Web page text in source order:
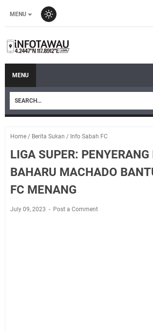
MENU
MENU
Home / Berita Sukan / Info Sabah FC
LIGA SUPER:
BAHARU MACHADO
FC MENANG
July 09, 2023 Post a Comment